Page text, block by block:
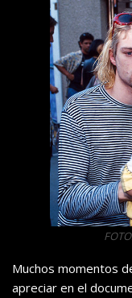
Muchos momentos
apreciar en el